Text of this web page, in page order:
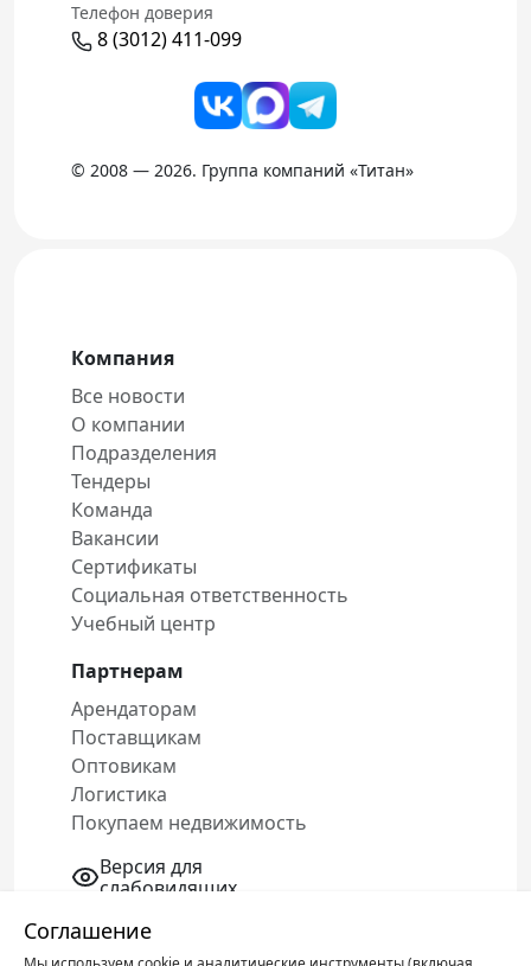
Соглашение
Телефон доверия
8 (3012) 411-099
© 2008 — 2026. Группа компаний «Титан»
Компания
Все новости
О компании
Подразделения
Тендеры
Команда
Вакансии
Сертификаты
Социальная ответственность
Учебный центр
Партнерам
Арендаторам
Поставщикам
Оптовикам
Логистика
Покупаем недвижимость
Версия для
слабовидящих